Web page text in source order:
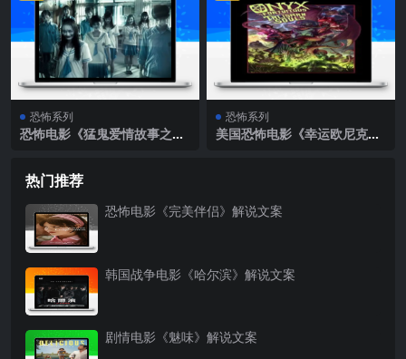
恐怖系列
恐怖电影《猛鬼爱情故事之旅
恐怖系列
美国恐怖电影《幸运欧尼克斯
热门推荐
恐怖电影《完美伴侣》解说文案
韩国战争电影《哈尔滨》解说文案
剧情电影《魅味》解说文案